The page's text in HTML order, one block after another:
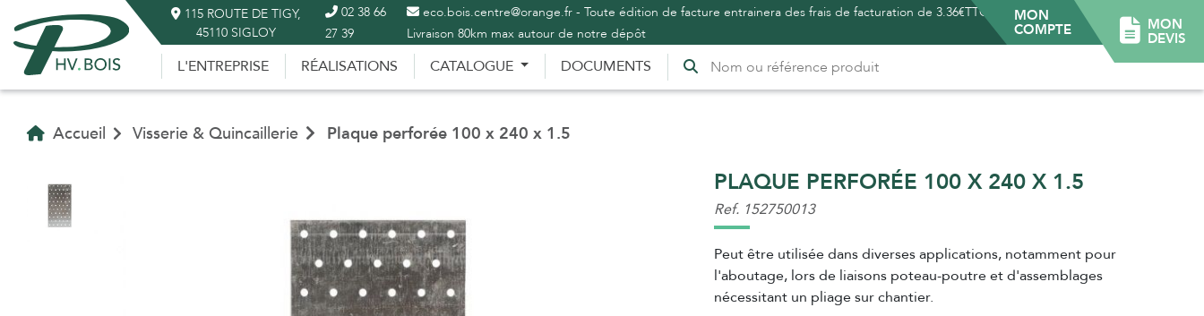
115 ROUTE DE TIGY,
45110 SIGLOY
02 38 66
27 39
eco.bois.centre@orange.fr - Toute édition de facture entrainera des frais de facturation de 3.36€TTC -
Livraison 80km max autour de notre dépôt
MON
COMPTE
MON
DEVIS
L'ENTREPRISE RÉALISATIONS CATALOGUE DOCUMENTS
Accueil Visserie & Quincaillerie Plaque perforée 100 x 240 x 1.5
PLAQUE PERFORÉE 100 X 240 X 1.5
Ref. 152750013
Peut être utilisée dans diverses applications, notamment pour
l'aboutage, lors de liaisons poteau-poutre et d'assemblages
nécessitant un pliage sur chantier.